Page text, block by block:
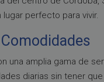
perfecto para vivir.
una amplia gama de
diarias sin tener